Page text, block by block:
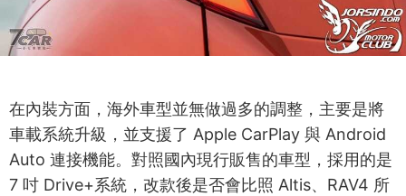
在內裝方面，海外車型並無做過多的調整，主要是將
車載系統升級，並支援了 Apple CarPlay 與 Android
Auto 連接機能。對照國內現行販售的車型，採用的是
7 吋 Drive+系統，改款後是否會比照 Altis、RAV4 所